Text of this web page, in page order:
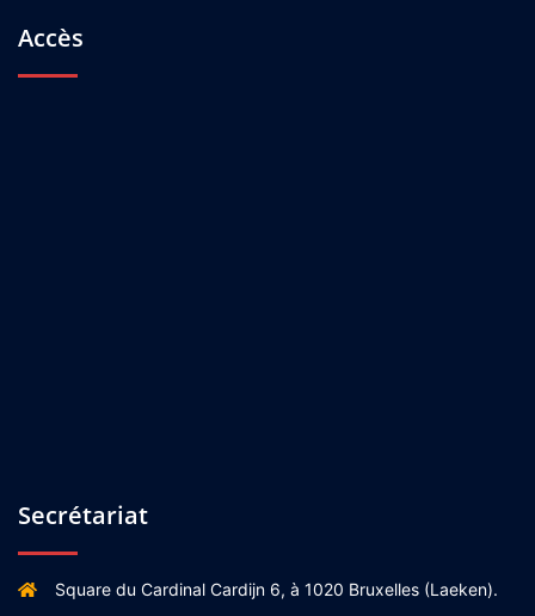
Accès
Secrétariat
Square du Cardinal Cardijn 6, à 1020 Bruxelles (Laeken).